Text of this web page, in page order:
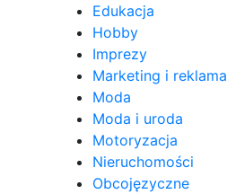
Edukacja
Hobby
Imprezy
Marketing i reklama
Moda
Moda i uroda
Motoryzacja
Nieruchomości
Obcojęzyczne